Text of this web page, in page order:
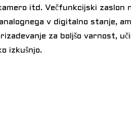
itd. Večfunkcijski zaslon
v digitalno stanje,
za boljšo varnost,
izkušnjo.